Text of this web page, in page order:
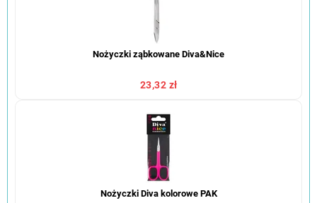
Nożyczki ząbkowane Diva&Nice
23,32 zł
Nożyczki Diva kolorowe PAK